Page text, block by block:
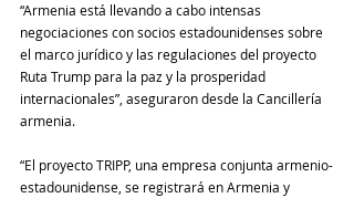
“Armenia está llevando a cabo intensas
negociaciones con socios estadounidenses sobre
el marco jurídico y las regulaciones del proyecto
Ruta Trump para la paz y la prosperidad
internacionales”, aseguraron desde la Cancillería
armenia.
“El proyecto TRIPP, una empresa conjunta armenio-
estadounidense, se registrará en Armenia y